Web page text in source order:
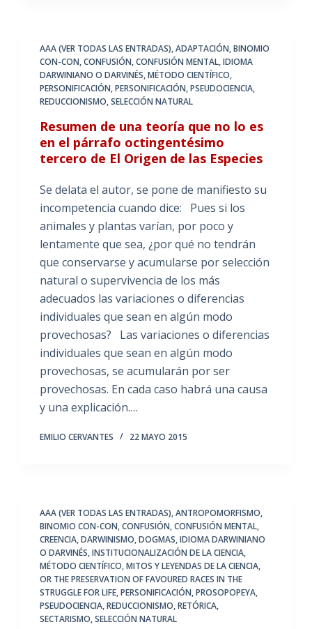
AAA (VER TODAS LAS ENTRADAS),ADAPTACIÓN,BINOMIO
CON-CON,CONFUSIÓN,CONFUSIÓN MENTAL,IDIOMA
DARWINIANO O DARVINÉS,MÉTODO CIENTÍFICO,
PERSONIFICACIÓN,PERSONIFICACIÓN,PSEUDOCIENCIA,
REDUCCIONISMO,SELECCIÓN NATURAL
Resumen de una teoría que no lo es
en el párrafo octingentésimo
tercero de El Origen de las Especies
Se delata el autor, se pone de manifiesto su
incompetencia cuando dice: Pues si los
animales y plantas varían, por poco y
lentamente que sea, ¿por qué no tendrán
que conservarse y acumularse por selección
natural o supervivencia de los más
adecuados las variaciones o diferencias
individuales que sean en algún modo
provechosas? Las variaciones o diferencias
individuales que sean en algún modo
provechosas, se acumularán por ser
provechosas. En cada caso habrá una causa
y una explicación.…
EMILIO CERVANTES 22 MAYO 2015
AAA (VER TODAS LAS ENTRADAS),ANTROPOMORFISMO,
BINOMIO CON-CON,CONFUSIÓN,CONFUSIÓN MENTAL,
CREENCIA,DARWINISMO,DOGMAS,IDIOMA DARWINIANO
O DARVINÉS,INSTITUCIONALIZACIÓN DE LA CIENCIA,
MÉTODO CIENTÍFICO,MITOS Y LEYENDAS DE LA CIENCIA,
OR THE PRESERVATION OF FAVOURED RACES IN THE
STRUGGLE FOR LIFE,PERSONIFICACIÓN,PROSOPOPEYA,
PSEUDOCIENCIA,REDUCCIONISMO,RETÓRICA,
SECTARISMO,SELECCIÓN NATURAL